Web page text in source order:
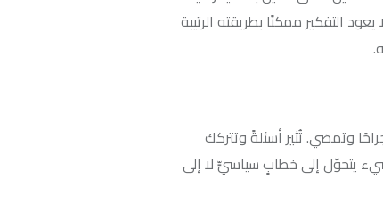
بطريقته الرتيبة
أسئلةً وتتركك
خطابٍ سياسيٍّ لا إلى